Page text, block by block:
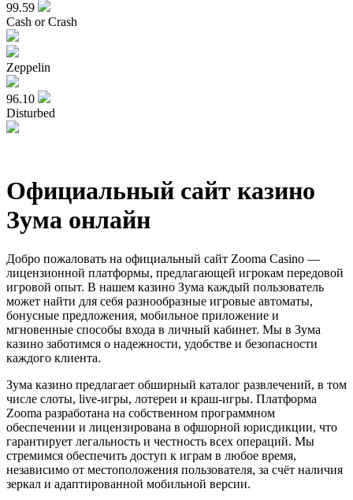
99.59
Cash or Crash
Zeppelin
96.10
Disturbed
Официальный сайт казино
Зума онлайн
Добро пожаловать на официальный сайт Zooma Casino —
лицензионной платформы, предлагающей игрокам передовой
игровой опыт. В нашем казино Зума каждый пользователь
может найти для себя разнообразные игровые автоматы,
бонусные предложения, мобильное приложение и
мгновенные способы входа в личный кабинет. Мы в Зума
казино заботимся о надежности, удобстве и безопасности
каждого клиента.
Зума казино предлагает обширный каталог развлечений, в том
числе слоты, live-игры, лотереи и краш-игры. Платформа
Zooma разработана на собственном программном
обеспечении и лицензирована в офшорной юрисдикции, что
гарантирует легальность и честность всех операций. Мы
стремимся обеспечить доступ к играм в любое время,
независимо от местоположения пользователя, за счёт наличия
зеркал и адаптированной мобильной версии.